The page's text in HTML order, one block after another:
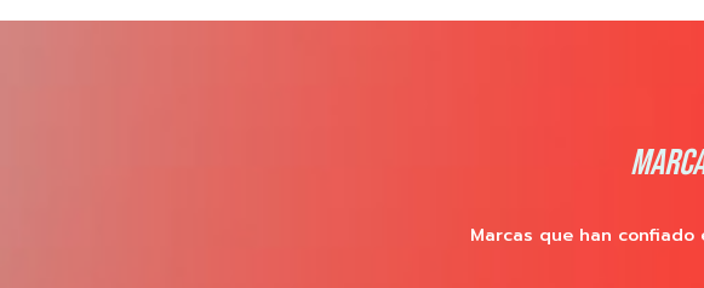
Marcas que han